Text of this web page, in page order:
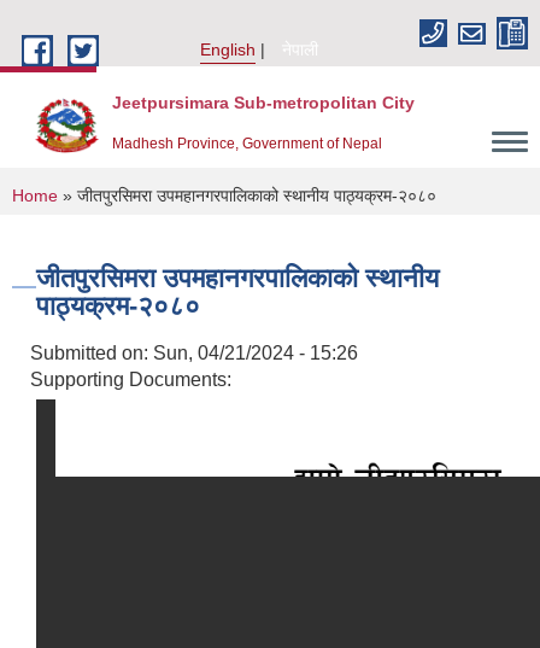
English
नेपाली
Jeetpursimara Sub-metropolitan City
Madhesh Province, Government of Nepal
You are here
Home » जीतपुरसिमरा उपमहानगरपालिकाको स्थानीय पाठ्यक्रम-२०८०
जीतपुरसिमरा उपमहानगरपालिकाको स्थानीय
पाठ्यक्रम-२०८०
Submitted on: Sun, 04/21/2024 - 15:26
Supporting Documents: